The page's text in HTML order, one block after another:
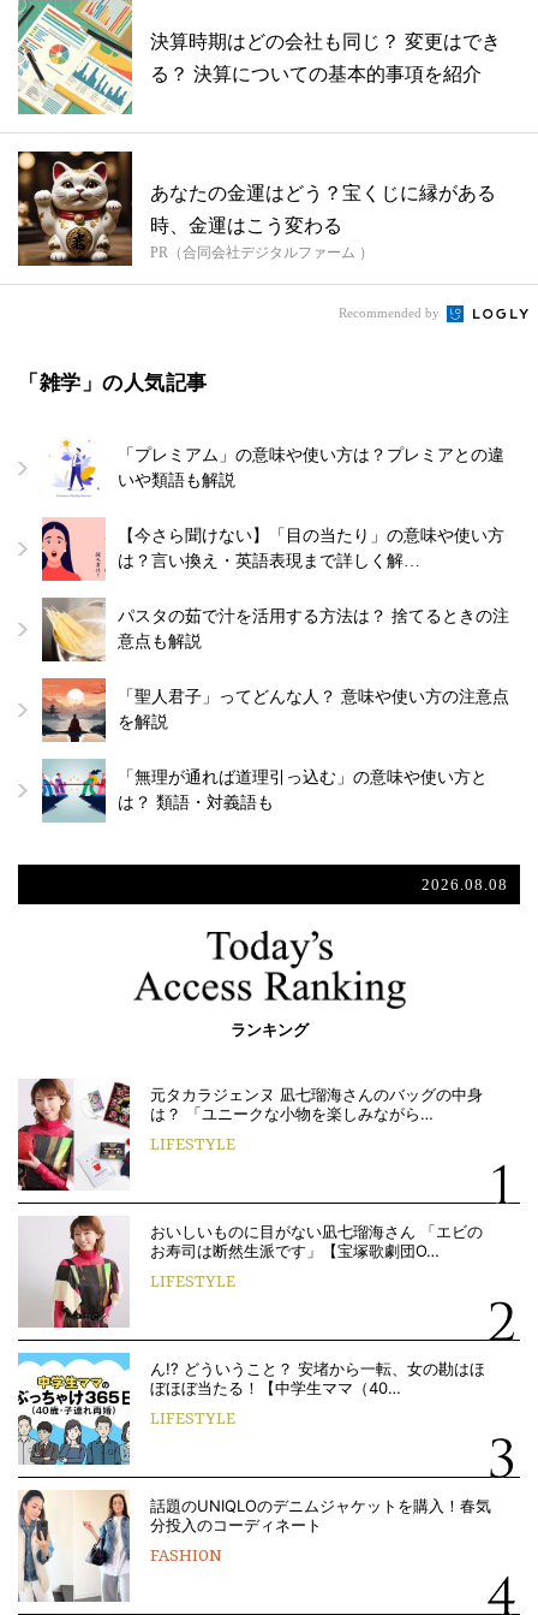
決算時期はどの会社も同じ？ 変更はでき
る？ 決算についての基本的事項を紹介
あなたの金運はどう？宝くじに縁がある
時、金運はこう変わる
PR（合同会社デジタルファーム ）
Recommended by
「雑学」の人気記事
「プレミアム」の意味や使い方は？プレミアとの違
いや類語も解説
【今さら聞けない】「目の当たり」の意味や使い方
は？言い換え・英語表現まで詳しく解…
パスタの茹で汁を活用する方法は？ 捨てるときの注
意点も解説
「聖人君子」ってどんな人？ 意味や使い方の注意点
を解説
「無理が通れば道理引っ込む」の意味や使い方と
は？ 類語・対義語も
2026.08.08
ランキング
元タカラジェンヌ 凪七瑠海さんのバッグの中身
は？ 「ユニークな小物を楽しみながら…
LIFESTYLE
おいしいものに目がない凪七瑠海さん 「エビの
お寿司は断然生派です」【宝塚歌劇団O…
LIFESTYLE
ん!? どういうこと？ 安堵から一転、女の勘はほ
ぼほぼ当たる！【中学生ママ（40…
LIFESTYLE
話題のUNIQLOのデニムジャケットを購入！春気
分投入のコーディネート
FASHION